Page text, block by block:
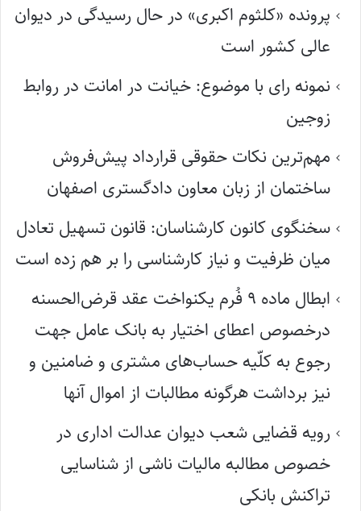
پرونده «کلثوم اکبری» در حال رسیدگی در دیوان
عالی کشور است
نمونه رای با موضوع: خیانت در امانت در روابط
زوجین
مهم‌ترین نکات حقوقی قرارداد پیش‌فروش
ساختمان از زبان معاون دادگستری اصفهان
سخنگوی کانون کارشناسان: قانون تسهیل تعادل
میان ظرفیت و نیاز کارشناسی را بر هم زده است
ابطال ماده ۹ فُرم یکنواخت عقد قرض‌الحسنه
درخصوص اعطای اختیار به بانک عامل جهت
رجوع به کلّیه حساب‌های مشتری و ضامنین و
نیز برداشت هرگونه مطالبات از اموال آنها
رویه قضایی شعب دیوان عدالت اداری در
خصوص مطالبه مالیات ناشی از شناسایی
تراکنش بانکی